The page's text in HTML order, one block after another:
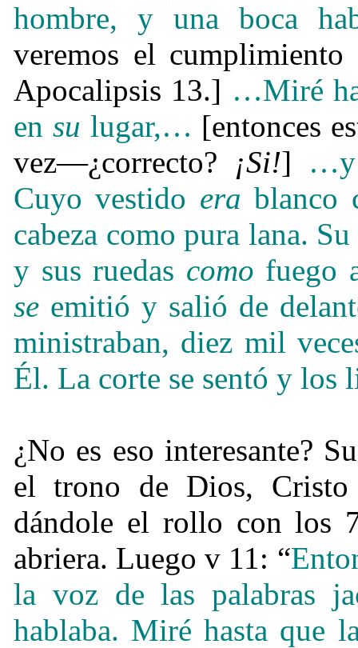
hombre, y una boca
veremos el
Apocalipsis 13.] …Miré
en su lugar,… [entonces
vez—¿correcto? ¡Si!] …
Cuyo vestido erablanco
cabeza como pura lana.
y sus ruedas como fuego
se emitió y salió de
ministraban, diez mil
Él. La corte se sentó y los
¿No es eso interesante?
el trono de Dios,
dándole el rollo con los
abriera. Luego v 11: “
la voz de las palabras
hablaba. Miré hasta que